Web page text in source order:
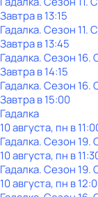
Завтра в 13:15
Гадалка. Сезон 11.
Завтра в 13:45
Гадалка. Сезон 16.
Завтра в 14:15
Гадалка. Сезон 16.
Завтра в 15:00
Гадалка
10 августа, пн в
Гадалка. Сезон 19.
10 августа, пн в
Гадалка. Сезон 19.
10 августа, пн в